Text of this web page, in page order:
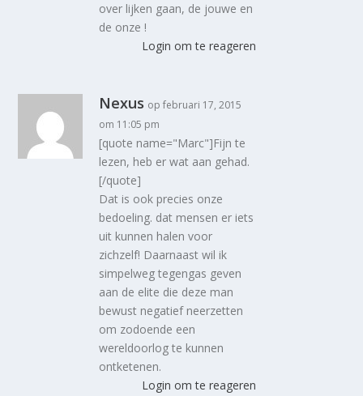
over lijken gaan, de jouwe en
de onze !
Login om te reageren
Nexus op februari 17, 2015
om 11:05 pm
[quote name="Marc"]Fijn te
lezen, heb er wat aan gehad.
[/quote]
Dat is ook precies onze
bedoeling. dat mensen er iets
uit kunnen halen voor
zichzelf! Daarnaast wil ik
simpelweg tegengas geven
aan de elite die deze man
bewust negatief neerzetten
om zodoende een
wereldoorlog te kunnen
ontketenen.
Login om te reageren